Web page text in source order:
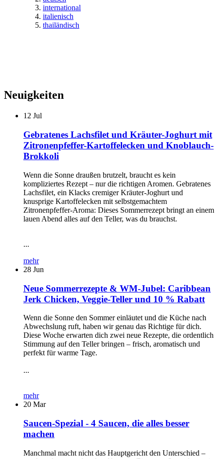
international
italienisch
thailändisch
Neuigkeiten
12 Jul
Gebratenes Lachsfilet und Kräuter-Joghurt mit
Zitronenpfeffer-Kartoffelecken und Knoblauch-
Brokkoli
Wenn die Sonne draußen brutzelt, braucht es kein
kompliziertes Rezept – nur die richtigen Aromen. Gebratenes
Lachsfilet, ein Klacks cremiger Kräuter-Joghurt und
knusprige Kartoffelecken mit selbstgemachtem
Zitronenpfeffer-Aroma: Dieses Sommerrezept bringt an einem
lauen Abend alles auf den Teller, was du brauchst.
...
mehr
28 Jun
Neue Sommerrezepte & WM-Jubel: Caribbean
Jerk Chicken, Veggie-Teller und 10 % Rabatt
Wenn die Sonne den Sommer einläutet und die Küche nach
Abwechslung ruft, haben wir genau das Richtige für dich.
Diese Woche erwarten dich zwei neue Rezepte, die ordentlich
Stimmung auf den Teller bringen – frisch, aromatisch und
perfekt für warme Tage.
...
mehr
20 Mar
Saucen-Spezial - 4 Saucen, die alles besser
machen
Manchmal macht nicht das Hauptgericht den Unterschied –